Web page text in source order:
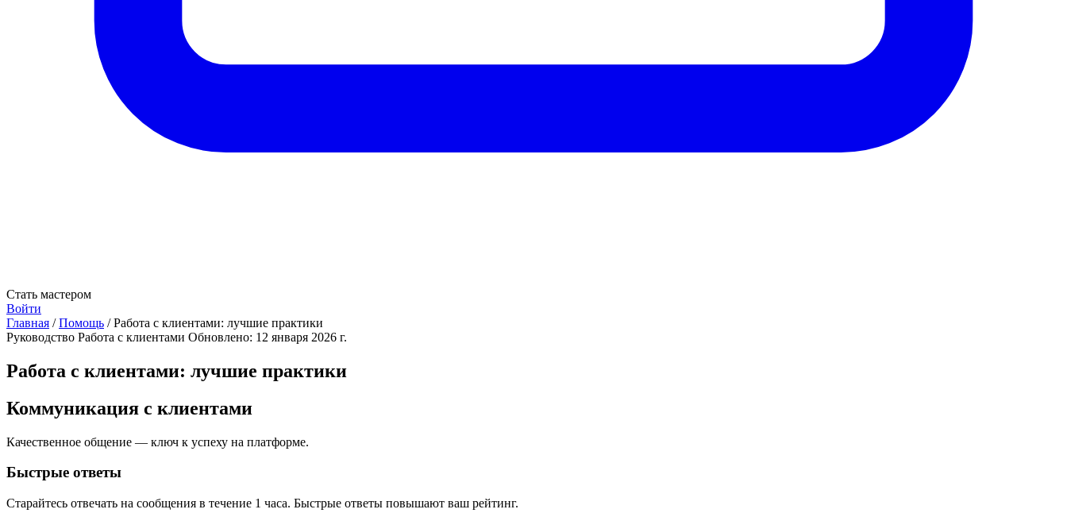
Стать мастером
Войти
Главная / Помощь / Работа с клиентами: лучшие практики
Руководство Работа с клиентами Обновлено: 12 января 2026 г.
Работа с клиентами: лучшие практики
Коммуникация с клиентами
Качественное общение — ключ к успеху на платформе.
Быстрые ответы
Старайтесь отвечать на сообщения в течение 1 часа. Быстрые ответы повышают ваш рейтинг.